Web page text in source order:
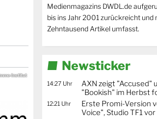
Institut
Medienmagazins DWDL.de
bis ins Jahr 2001 zurückreicht und
Zehntausend Artikel umfasst.
Newsticker
14:27 Uhr
AXN zeigt "Accused"
"Bookish" im Herbst
12:21 Uhr
Erste Promi-Version
Voice", Studio TF1